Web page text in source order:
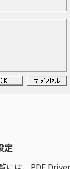
定
には、PDF